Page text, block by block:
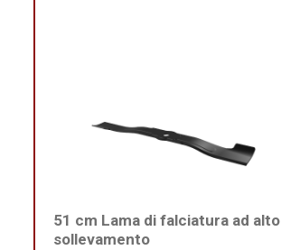
51 cm Lama di falciatura ad alto
sollevamento